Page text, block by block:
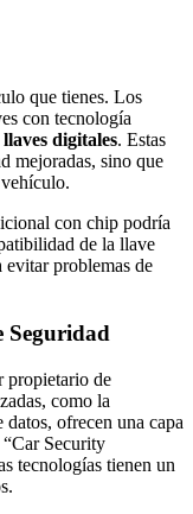
que tienes. Los
con tecnología
llaves digitales. Estas
mejoradas, sino que
con chip podría
de la llave
evitar problemas de
Seguridad
propietario de
como la
ofrecen una capa
Security
tecnologías tienen un